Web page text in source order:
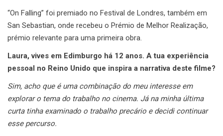
“On Falling” foi premiado no Festival de Londres, também em
San Sebastian, onde recebeu o Prémio de Melhor Realização,
prémio relevante para uma primeira obra.
Laura, vives em Edimburgo há 12 anos. A tua experiência
pessoal no Reino Unido que inspira a narrativa deste filme?
Sim, acho que é uma combinação do meu interesse em
explorar o tema do trabalho no cinema. Já na minha última
curta tinha examinado o trabalho precário e decidi continuar
esse percurso.